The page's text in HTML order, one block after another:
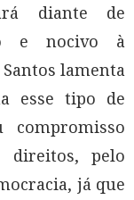
diante de
e nocivo à
lamenta
esse tipo de
compromisso
pelo
já que